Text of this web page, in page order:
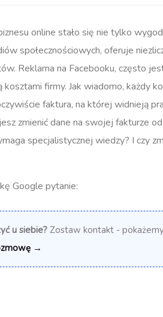
online stało się nie tylko
społecznościowych, oferuje
Reklama na Facebooku, często
kosztami firmy. Jak wiadomo, każdy
faktura, na której widnieją
zmienić dane na swojej fakturze
specjalistycznej wiedzy? I czy
Google pytanie:
u siebie? Zostaw kontakt -
→